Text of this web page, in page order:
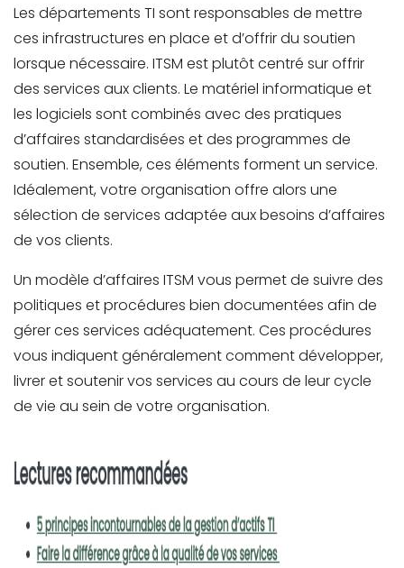
Les départements TI sont responsables de mettre
ces infrastructures en place et d’offrir du soutien
lorsque nécessaire. ITSM est plutôt centré sur offrir
des services aux clients. Le matériel informatique et
les logiciels sont combinés avec des pratiques
d’affaires standardisées et des programmes de
soutien. Ensemble, ces éléments forment un service.
Idéalement, votre organisation offre alors une
sélection de services adaptée aux besoins d’affaires
de vos clients.
Un modèle d’affaires ITSM vous permet de suivre des
politiques et procédures bien documentées afin de
gérer ces services adéquatement. Ces procédures
vous indiquent généralement comment développer,
livrer et soutenir vos services au cours de leur cycle
de vie au sein de votre organisation.